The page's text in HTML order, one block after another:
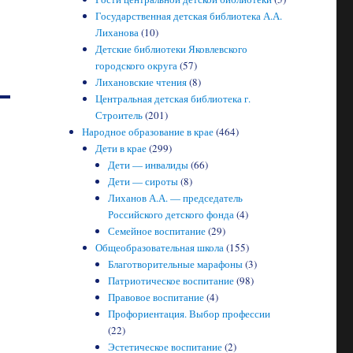
Государственная детская библиотека А.А.
Лиханова(10)
Детские библиотеки Яковлевского
городского округа(57)
Лихановские чтения(8)
Центральная детская библиотека г.
Строитель(201)
Народное образование в крае(464)
Дети в крае(299)
Дети — инвалиды(66)
Дети — сироты(8)
Лиханов А.А. — председатель
Российского детского фонда(4)
Семейное воспитание(29)
Общеобразовательная школа(155)
Благотворительные марафоны(3)
Патриотическое воспитание(98)
Правовое воспитание(4)
Профориентация. Выбор профессии
(22)
Эстетическое воспитание(2)